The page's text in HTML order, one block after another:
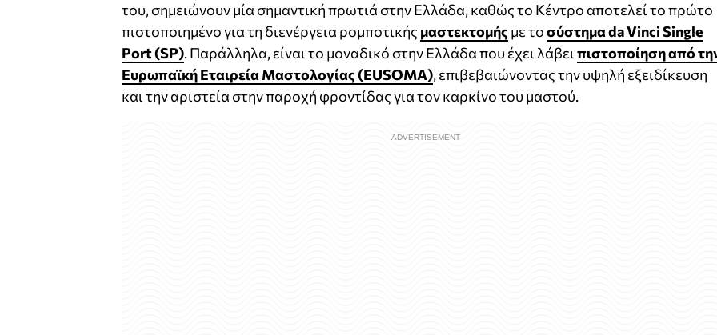
του, σημειώνουν μία σημαντική πρωτιά στην Ελλάδα, καθώς το Κέντρο αποτελεί το πρώτο
πιστοποιημένο για τη διενέργεια ρομποτικής μαστεκτομής με τοσύστημα da Vinci Single
Port (SP). Παράλληλα, είναι το μοναδικό στην Ελλάδα που έχει λάβειπιστοποίηση από
Ευρωπαϊκή Εταιρεία Μαστολογίας (EUSOMA), επιβεβαιώνοντας την υψηλή εξειδίκευση
και την αριστεία στην παροχή φροντίδας για τον καρκίνο του μαστού.